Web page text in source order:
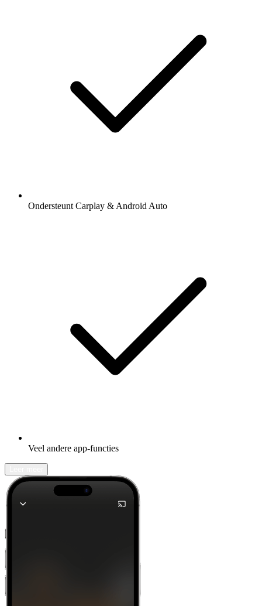
Ondersteunt Carplay & Android Auto
Veel andere app-functies